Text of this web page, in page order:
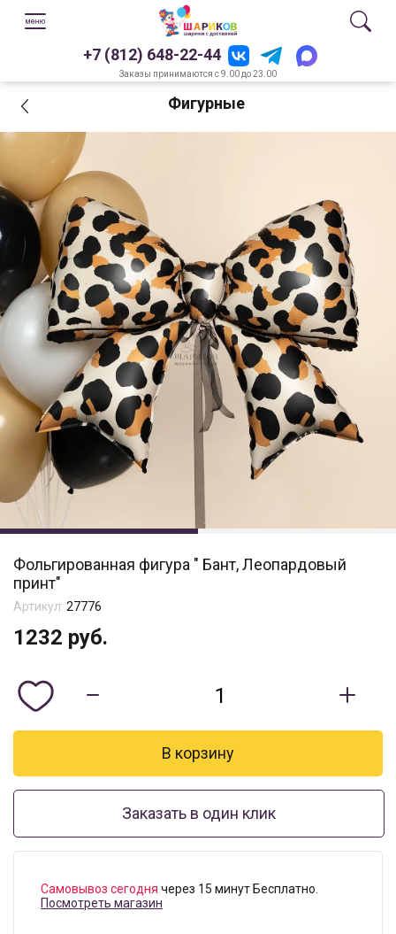
+7 (812) 648-22-44
Заказы принимаются с 9.00 до 23.00
Фигурные
Фольгированная фигура " Бант, Леопардовый
принт"
Артикул: 27776
1232 руб.
Заказать в один клик
Самовывоз сегодня через 15 минут Бесплатно.
Посмотреть магазин